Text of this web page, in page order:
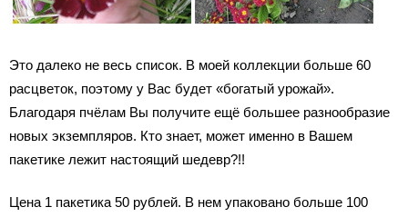
Это далеко не весь список. В моей коллекции больше 60
расцветок, поэтому у Вас будет «богатый урожай».
Благодаря пчёлам Вы получите ещё большее разнообразие
новых экземпляров. Кто знает, может именно в Вашем
пакетике лежит настоящий шедевр?!!
Цена 1 пакетика 50 рублей. В нем упаковано больше 100